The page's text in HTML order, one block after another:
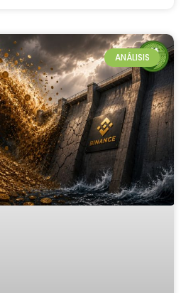
ANÁLISIS